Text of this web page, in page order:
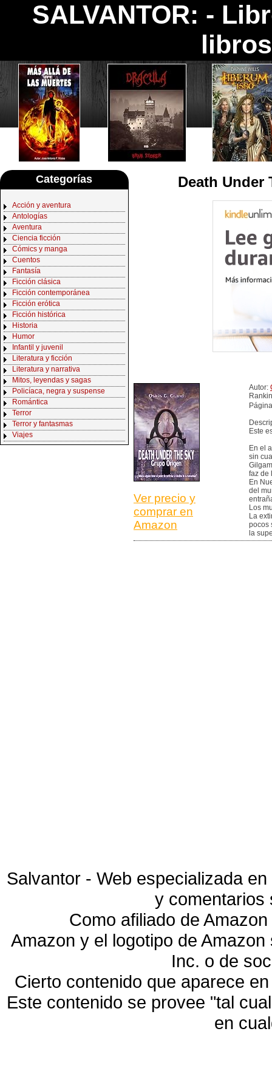
SALVANTOR: -
Categorías
Acción y aventura
Antologías
Aventura
Ciencia ficción
Cómics y manga
Cuentos
Fantasía
Ficción clásica
Ficción contemporánea
Ficción erótica
Ficción histórica
Historia
Humor
Infantil y juvenil
Literatura y ficción
Literatura y narrativa
Mitos, leyendas y sagas
Policíaca, negra y suspense
Romántica
Terror
Terror y fantasmas
Viajes
Death Under
Ver precio y
comprar en
Amazon
Autor:
Este
En el
sin
faz de
En
del
Los
La
pocos
la
Salvantor - Web especializada
y
Como afiliado de
Amazon y el logotipo de
Inc. o de
Cierto contenido que aparece
Este contenido se provee "tal
en